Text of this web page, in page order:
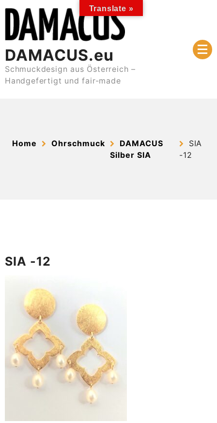
content
DAMACUS.eu
Schmuckdesign aus Österreich –
Handgefertigt und fair-made
Home Ohrschmuck
DAMACUS
Silber SIA
SIA
-12
SIA -12
Translate »